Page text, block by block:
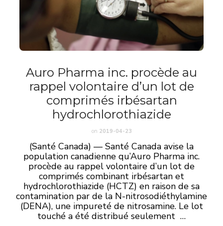
Auro Pharma inc. procède au
rappel volontaire d’un lot de
comprimés irbésartan
hydrochlorothiazide
on 2019-04-23
(Santé Canada) — Santé Canada avise la
population canadienne qu’Auro Pharma inc.
procède au rappel volontaire d’un lot de
comprimés combinant irbésartan et
hydrochlorothiazide (HCTZ) en raison de sa
contamination par de la N-nitrosodiéthylamine
(DENA), une impureté de nitrosamine. Le lot
touché a été distribué seulement …